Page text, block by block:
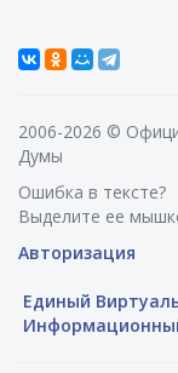
2006-2026 ©
Думы
Ошибка в тексте?
Выделите ее
Авторизация
Единый